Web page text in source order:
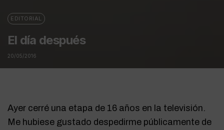
EDITORIAL
El día después
20/05/2016
Ayer cerré una etapa de 16 años en la televisión.
Me hubiese gustado despedirme públicamente de